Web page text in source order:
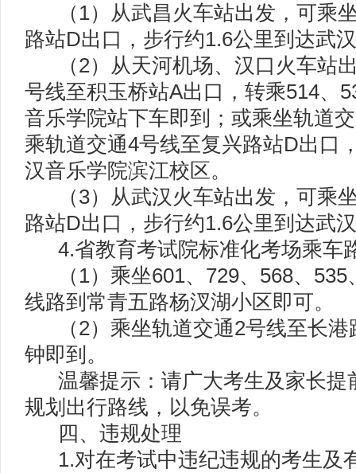
（1）从武昌火车站出发，可乘
路站D出口，步行约1.6公里到达武
（2）从天河机场、汉口火车站
号线至积玉桥站A出口，转乘514、
音乐学院站下车即到；或乘坐轨道
乘轨道交通4号线至复兴路站D出口
汉音乐学院滨江校区。
（3）从武汉火车站出发，可乘
路站D出口，步行约1.6公里到达武
4.省教育考试院标准化考场乘车
（1）乘坐601、729、568、535
线路到常青五路杨汊湖小区即可。
（2）乘坐轨道交通2号线至长港
钟即到。
温馨提示：请广大考生及家长提
规划出行路线，以免误考。
四、违规处理
1.对在考试中违纪违规的考生及